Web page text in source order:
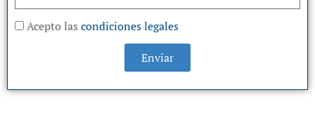
Acepto las condiciones legales
Enviar